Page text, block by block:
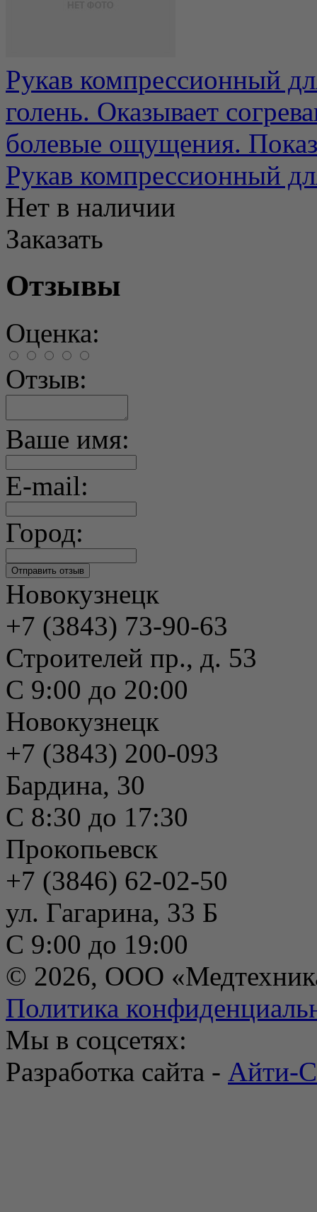
Рукав компрессионный
голень. Оказывает
болевые ощущения.
Рукав компрессионный
Нет в наличии
Заказать
Отзывы
Оценка:
Отзыв:
Ваше имя:
E-mail:
Город:
Новокузнецк
+7 (3843) 73-90-63
Строителей пр., д. 53
С 9:00 до 20:00
Новокузнецк
+7 (3843) 200-093
Бардина, 30
С 8:30 до 17:30
Прокопьевск
+7 (3846) 62-02-50
ул. Гагарина, 33 Б
С 9:00 до 19:00
© 2026, ООО
Политика
Мы в соцсетях:
Разработка сайта - Айти-